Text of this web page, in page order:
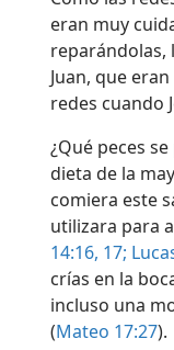
Como las
eran muy
reparándolas,
Juan, que
redes cuando
¿Qué peces
dieta de la
comiera este
utilizara para
14:16, 17;
crías en la
incluso una